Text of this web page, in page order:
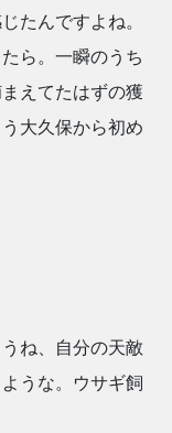
たんですよね。
ら。一瞬のうち
えてたはずの獲
大久保から初め
ね、自分の天敵
うな。ウサギ飼